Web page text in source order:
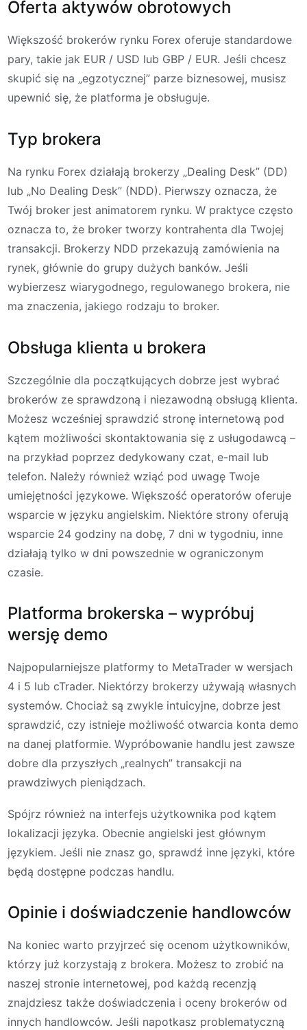
Oferta aktywów obrotowych
Większość brokerów rynku Forex oferuje standardowe
pary, takie jak EUR / USD lub GBP / EUR. Jeśli chcesz
skupić się na „egzotycznej” parze biznesowej, musisz
upewnić się, że platforma je obsługuje.
Typ brokera
Na rynku Forex działają brokerzy „Dealing Desk” (DD)
lub „No Dealing Desk” (NDD). Pierwszy oznacza, że
Twój broker jest animatorem rynku. W praktyce często
oznacza to, że broker tworzy kontrahenta dla Twojej
transakcji. Brokerzy NDD przekazują zamówienia na
rynek, głównie do grupy dużych banków. Jeśli
wybierzesz wiarygodnego, regulowanego brokera, nie
ma znaczenia, jakiego rodzaju to broker.
Obsługa klienta u brokera
Szczególnie dla początkujących dobrze jest wybrać
brokerów ze sprawdzoną i niezawodną obsługą klienta.
Możesz wcześniej sprawdzić stronę internetową pod
kątem możliwości skontaktowania się z usługodawcą –
na przykład poprzez dedykowany czat, e-mail lub
telefon. Należy również wziąć pod uwagę Twoje
umiejętności językowe. Większość operatorów oferuje
wsparcie w języku angielskim. Niektóre strony oferują
wsparcie 24 godziny na dobę, 7 dni w tygodniu, inne
działają tylko w dni powszednie w ograniczonym
czasie.
Platforma brokerska – wypróbuj
wersję demo
Najpopularniejsze platformy to MetaTrader w wersjach
4 i 5 lub cTrader. Niektórzy brokerzy używają własnych
systemów. Chociaż są zwykle intuicyjne, dobrze jest
sprawdzić, czy istnieje możliwość otwarcia konta demo
na danej platformie. Wypróbowanie handlu jest zawsze
dobre dla przyszłych „realnych” transakcji na
prawdziwych pieniądzach.
Spójrz również na interfejs użytkownika pod kątem
lokalizacji języka. Obecnie angielski jest głównym
językiem. Jeśli nie znasz go, sprawdź inne języki, które
będą dostępne podczas handlu.
Opinie i doświadczenie handlowców
Na koniec warto przyjrzeć się ocenom użytkowników,
którzy już korzystają z brokera. Możesz to zrobić na
naszej stronie internetowej, pod każdą recenzją
znajdziesz także doświadczenia i oceny brokerów od
innych handlowców. Jeśli napotkasz problematyczną